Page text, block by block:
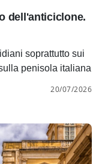
dell'anticiclone.
soprattutto sui
penisola italiana
20/07/2026